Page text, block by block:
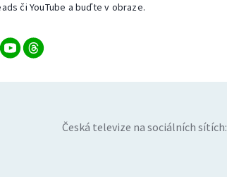
či YouTube a buďte v obraze.
Česká televize na sociálních sítích: